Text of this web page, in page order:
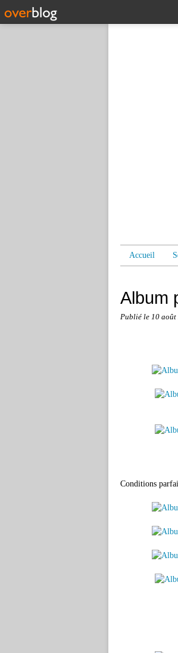
Accueil
Album
Publié le 10 août
Conditions